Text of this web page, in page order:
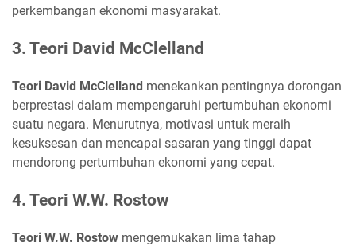
perkembangan ekonomi masyarakat.
3. Teori David McClelland
Teori David McClelland menekankan pentingnya dorongan
berprestasi dalam mempengaruhi pertumbuhan ekonomi
suatu negara. Menurutnya, motivasi untuk meraih
kesuksesan dan mencapai sasaran yang tinggi dapat
mendorong pertumbuhan ekonomi yang cepat.
4. Teori W.W. Rostow
Teori W.W. Rostow mengemukakan lima tahap